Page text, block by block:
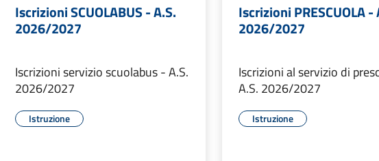
Iscrizioni SCUOLABUS - A.S.
2026/2027
Iscrizioni servizio scuolabus - A.S.
2026/2027
Istruzione
Iscrizioni PRESCUOLA -
2026/2027
Iscrizioni al servizio di
A.S. 2026/2027
Istruzione